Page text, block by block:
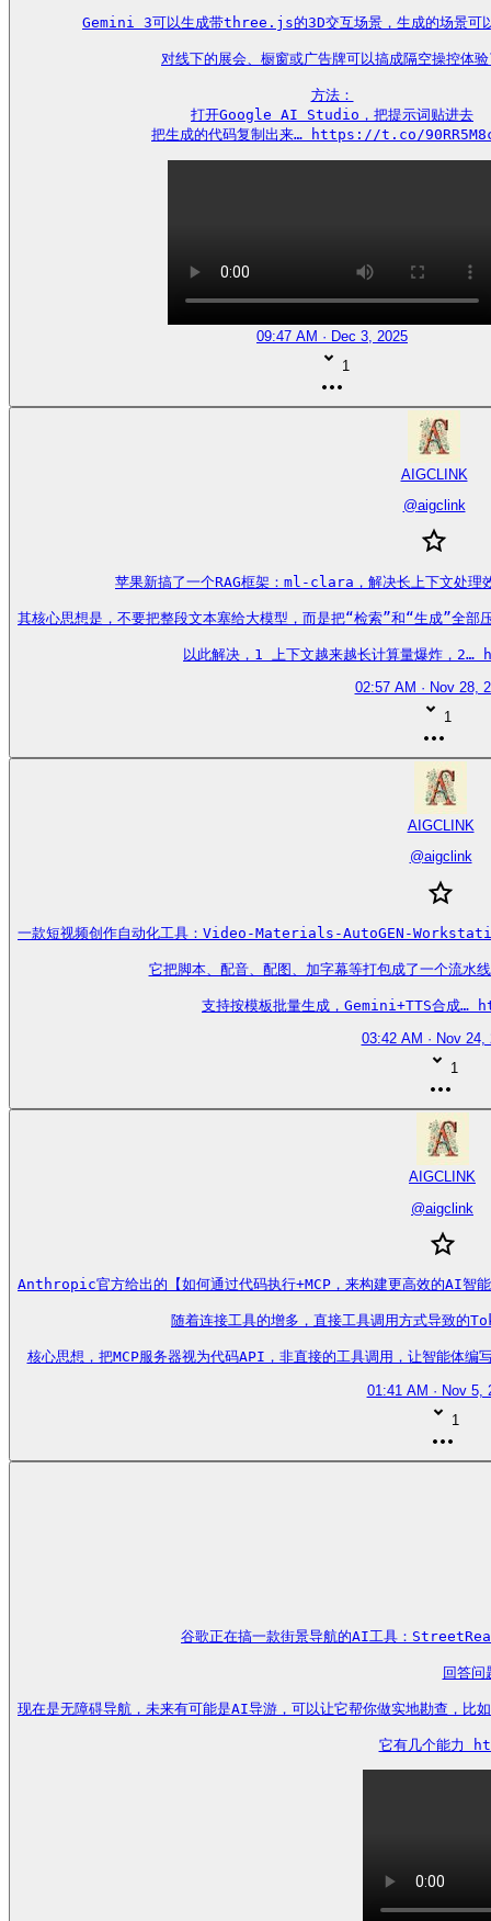
Gemini 3可以生成带three.js的3D交互场景，生成的场景可
对线下的展会、橱窗或广告牌可以搞成隔空操控体
方法：
打开Google AI Studio，把提示词贴进去
把生成的代码复制出来… https://t.co/
09:47 AM · Dec 3, 2025
1
AIGCLINK
@aigclink
苹果新搞了一个RAG框架：ml-clara，解决长上下文处理
其核心思想是，不要把整段文本塞给大模型，而是把“检索”和“生成”全部
以此解决，1 上下文越来越长计算量爆炸
02:57 AM · Nov 28,
1
AIGCLINK
@aigclink
一款短视频创作自动化工具：Video-Materials-AutoGEN-
它把脚本、配音、配图、加字幕等打包成了一个流水
支持按模板批量生成，Gemini+TTS合
03:42 AM · Nov 24,
1
AIGCLINK
@aigclink
Anthropic官方给出的【如何通过代码执行+MCP，来构建更高效的AI智
随着连接工具的增多，直接工具调用方式导致的
核心思想，把MCP服务器视为代码API，非直接的工具调用，让智能
01:41 AM · Nov 5,
1
谷歌正在搞一款街景导航的AI工具：
回答问
现在是无障碍导航，未来有可能是AI导游，可以让它帮你做实地勘查，比
它有几个能力